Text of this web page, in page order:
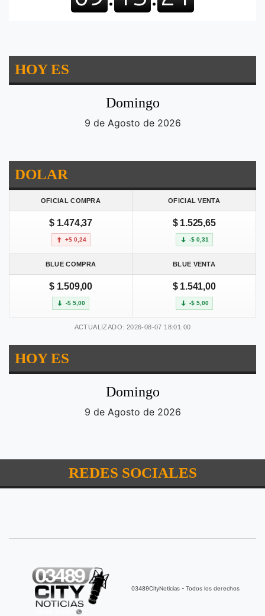
HOY ES
Domingo
9 de Agosto de 2026
DOLAR
OFICIAL COMPRA OFICIAL VENTA
$ 1.474,37
+$ 0,24
$ 1.525,65
-$ 0,31
BLUE COMPRA BLUE VENTA
$ 1.509,00
-$ 5,00
$ 1.541,00
-$ 5,00
ACTUALIZADO: 2026-08-07 18:01:00
HOY ES
Domingo
9 de Agosto de 2026
REDES SOCIALES
03489CityNoticias - Todos los derechos